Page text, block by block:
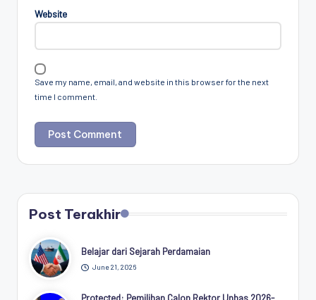
Website
Save my name, email, and website in this browser for the next
time I comment.
Post Terakhir
Belajar dari Sejarah Perdamaian
June 21, 2026
Protected: Pemilihan Calon Rektor Unhas 2026-